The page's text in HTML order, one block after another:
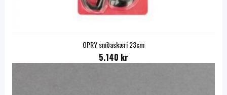
OPRY sníðaskæri 23cm
5.140 kr